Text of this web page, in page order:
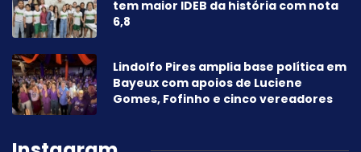
tem maior IDEB da história com nota
6,8
Lindolfo Pires amplia base política em
Bayeux com apoios de Luciene
Gomes, Fofinho e cinco vereadores